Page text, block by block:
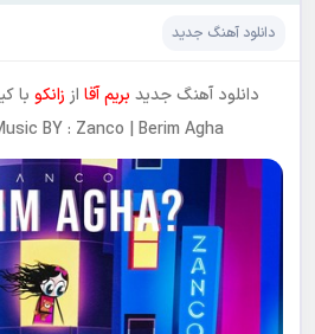
دانلود آهنگ جدید
دانلود آهنگ جدید بریم آقا از زانکو با
BY : Zanco | Berim Agha